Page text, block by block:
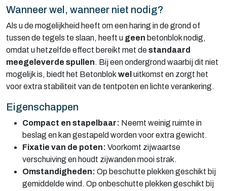
Wanneer wel, wanneer niet nodig?
Als u de mogelijkheid heeft om een haring in de grond of
tussen de tegels te slaan, heeft u geen betonblok nodig,
omdat u hetzelfde effect bereikt met destandaard
meegeleverde spullen. Bij een ondergrond waarbij dit niet
mogelijk is, biedt het Betonblok wel uitkomst en zorgt het
voor extra stabiliteit van de tentpoten en lichte verankering.
Eigenschappen
Compact en stapelbaar: Neemt weinig ruimte in
beslag en kan gestapeld worden voor extra gewicht.
Fixatie van de poten: Voorkomt zijwaartse
verschuiving en houdt zijwanden mooi strak.
Omstandigheden: Op beschutte plekken geschikt bij
gemiddelde wind. Op onbeschutte plekken geschikt bij